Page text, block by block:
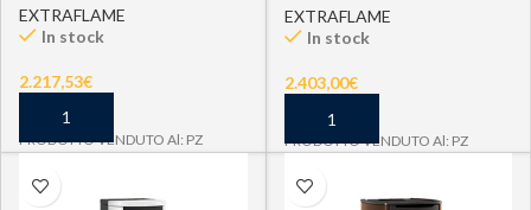
EXTRAFLAME
In stock
2.217,53€
PRODOTTO VENDUTO Al: PZ
EXTRAFLAME
In stock
2.403,00€
PRODOTTO VENDUTO Al: PZ